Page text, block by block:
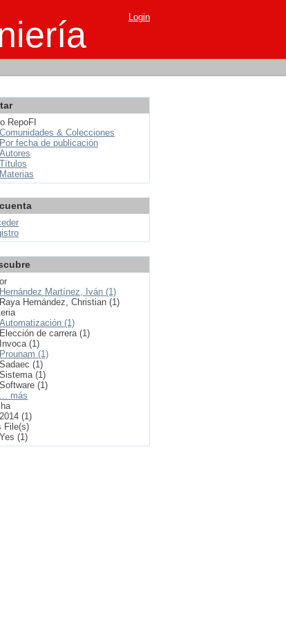
Login
RepoFI
Comunidades & Colecciones
Por fecha de publicación
Autores
Títulos
Materias
Hernández Martínez, Iván (1)
Raya Hernández, Christian (1)
Automatización (1)
Elección de carrera (1)
Invoca (1)
Prounam (1)
Sadaec (1)
Sistema (1)
Software (1)
... más
2014 (1)
File(s)
Yes (1)